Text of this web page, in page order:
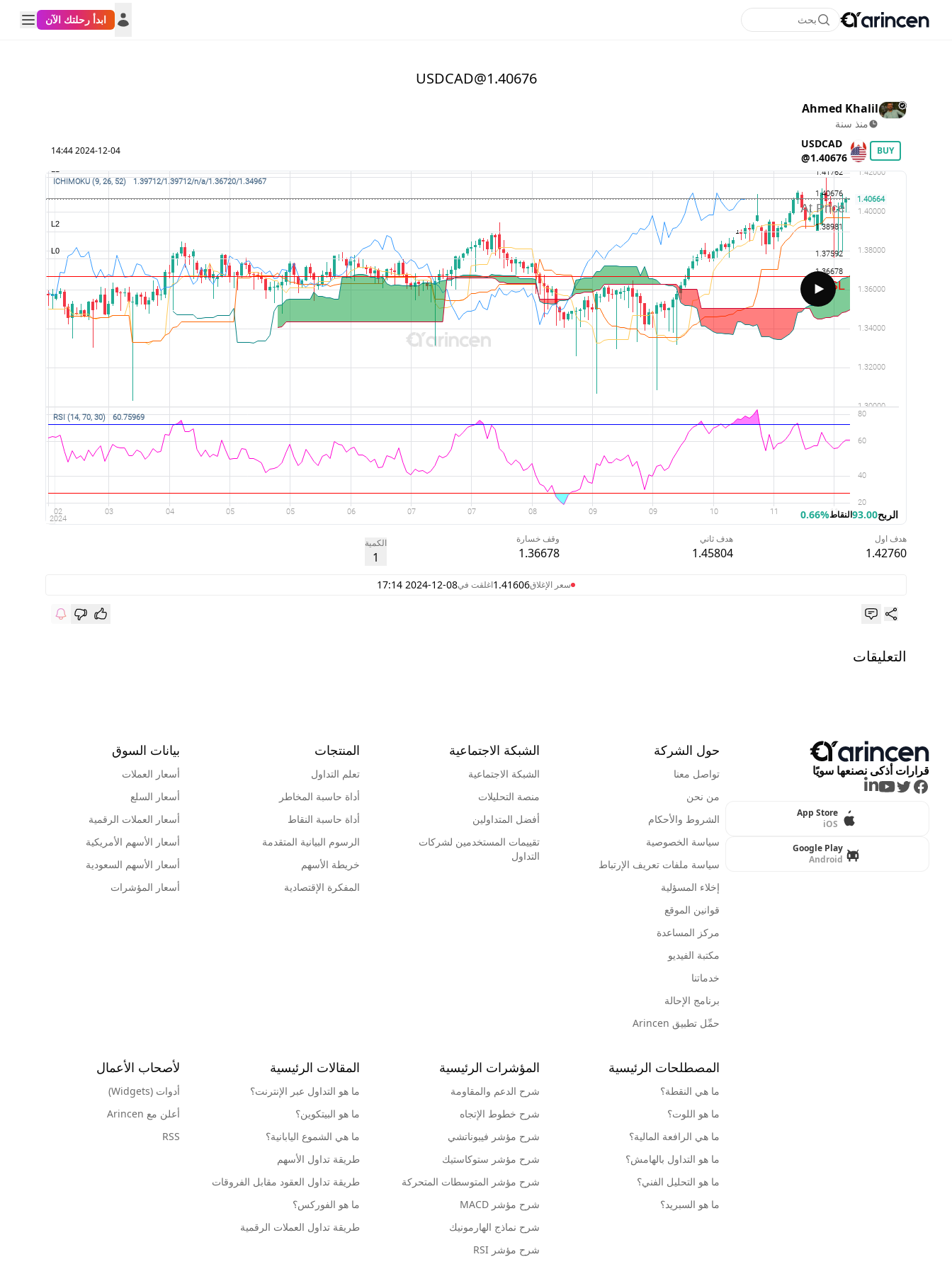
بحث ابدأ رحلتك الآن
USDCAD@1.40676
Ahmed Khalil
منذ سنة
BUY
USDCAD
@1.40676
2024-12-04 14:44
الربح93.00النقاط0.66%
هدف اول
1.42760
هدف ثاني
1.45804
وقف خسارة
1.36678
الكمية
1
سعر الإغلاق1.41606اغلقت في2024-12-08 17:14
التعليقات
قرارات أذكى نصنعها سويًا
Facebook
Twitter
Youtube
LinkedIn
App Store
iOS
Google Play
Android
حول الشركة
تواصل معنا
من نحن
الشروط والأحكام
سياسة الخصوصية
سياسة ملفات تعريف الإرتباط
إخلاء المسؤلية
قوانين الموقع
مركز المساعدة
مكتبة الفيديو
خدماتنا
برنامج الإحالة
حمِّل تطبيق Arincen
الشبكة الاجتماعية
الشبكة الاجتماعية
منصة التحليلات
أفضل المتداولين
تقييمات المستخدمين لشركات
التداول
المنتجات
تعلم التداول
أداة حاسبة المخاطر
أداة حاسبة النقاط
الرسوم البيانية المتقدمة
خريطة الأسهم
المفكرة الإقتصادية
بيانات السوق
أسعار العملات
أسعار السلع
أسعار العملات الرقمية
أسعار الأسهم الأمريكية
أسعار الأسهم السعودية
أسعار المؤشرات
المصطلحات الرئيسية
ما هي النقطة؟
ما هو اللوت؟
ما هي الرافعة المالية؟
ما هو التداول بالهامش؟
ما هو التحليل الفني؟
ما هو السبريد؟
المؤشرات الرئيسية
شرح الدعم والمقاومة
شرح خطوط الإتجاه
شرح مؤشر فيبوناتشي
شرح مؤشر ستوكاستيك
شرح مؤشر المتوسطات المتحركة
شرح مؤشر MACD
شرح نماذج الهارمونيك
شرح مؤشر RSI
المقالات الرئيسية
ما هو التداول عبر الإنترنت؟
ما هو البيتكوين؟
ما هي الشموع اليابانية؟
طريقة تداول الأسهم
طريقة تداول العقود مقابل الفروقات
ما هو الفوركس؟
طريقة تداول العملات الرقمية
لأصحاب الأعمال
أدوات (Widgets)
أعلن مع Arincen
RSS